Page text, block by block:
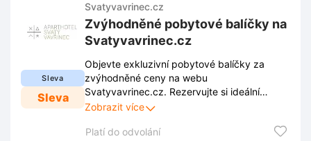
Sleva
Sleva
Svatyvavrinec.cz
Zvýhodněné pobytové balíčky na
Svatyvavrinec.cz
Objevte exkluzivní pobytové balíčky za
zvýhodněné ceny na webu
Svatyvavrinec.cz. Rezervujte si ideální
odpočinek v horách a využijte výhodných
Zobrazit více
Platí do odvolání